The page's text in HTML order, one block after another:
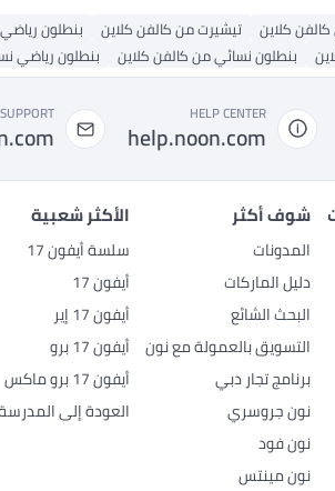
كلاين تيشيرت من كالفن كلاين
بنطلون
بنطلون نسائي من كالفن كلاين بنطلون رياضي
HELP CENTER
help.noon.com
شوف أكثر
المدونات
دليل الماركات
البحث الشائع
التسويق بالعمولة مع نون
برنامج تجار دبي
نون جروسري
نون فود
نون مينتس
الأكثر شعبية
سلسة أيفون 17
أيفون 17
أيفون 17 إير
أيفون 17 برو
أيفون 17 برو ماكس
العودة إلى